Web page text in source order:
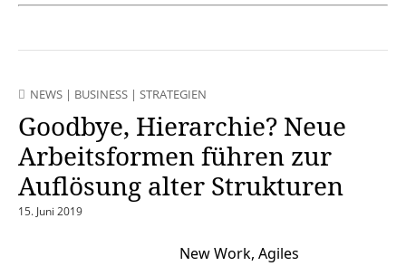
NEWS | BUSINESS | STRATEGIEN
Goodbye, Hierarchie? Neue
Arbeitsformen führen zur
Auflösung alter Strukturen
15. Juni 2019
New Work, Agiles